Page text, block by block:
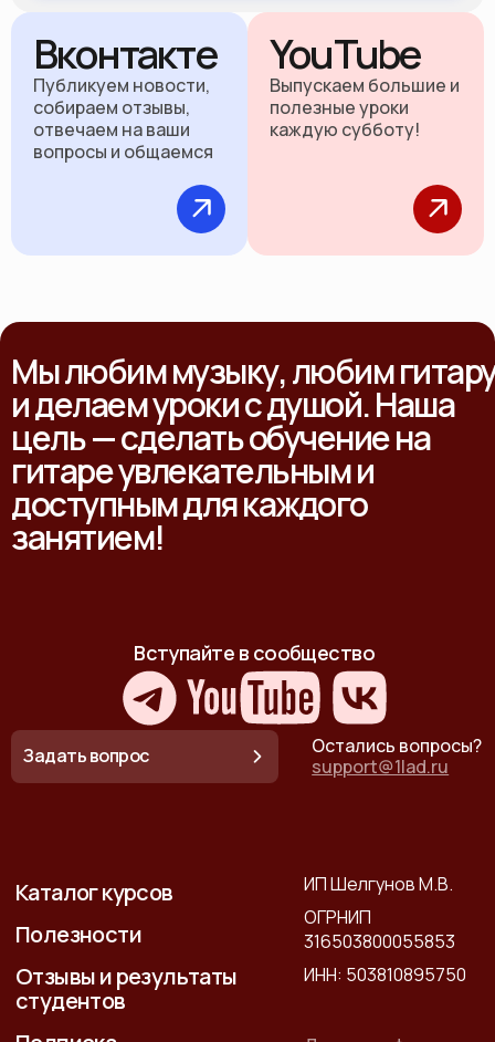
Вконтакте
Публикуем новости,
собираем отзывы,
отвечаем на ваши
вопросы и общаемся
YouTube
Выпускаем большие и
полезные уроки
каждую субботу!
Мы любим музыку, любим
и делаем уроки с душой. Наша
цель — сделать обучение на
гитаре увлекательным и
доступным для каждого
занятием!
Вступайте в сообщество
Остались вопросы?
support@1lad.ru
Задать вопрос
Каталог курсов
Полезности
Отзывы и результаты
студентов
ИП Шелгунов М.В.
ОГРНИП
316503800055853
ИНН: 503810895750